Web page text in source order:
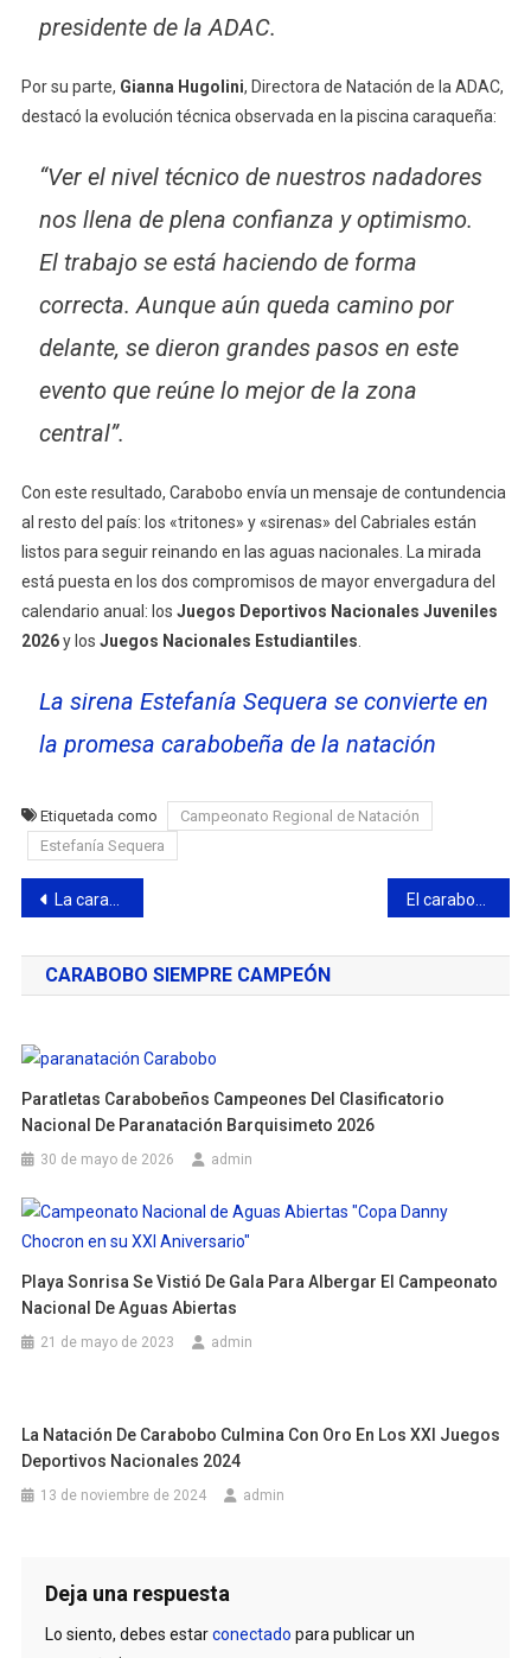
presidente de la ADAC.
Por su parte, Gianna Hugolini, Directora de Natación de la ADAC,
destacó la evolución técnica observada en la piscina caraqueña:
“Ver el nivel técnico de nuestros nadadores
nos llena de plena confianza y optimismo.
El trabajo se está haciendo de forma
correcta. Aunque aún queda camino por
delante, se dieron grandes pasos en este
evento que reúne lo mejor de la zona
central”.
Con este resultado, Carabobo envía un mensaje de contundencia
al resto del país: los «tritones» y «sirenas» del Cabriales están
listos para seguir reinando en las aguas nacionales. La mirada
está puesta en los dos compromisos de mayor envergadura del
calendario anual: los Juegos Deportivos Nacionales Juveniles
2026y los Juegos Nacionales Estudiantiles
La sirena Estefanía Sequera se convierte en
la promesa carabobeña de la natación
Etiquetada como
Campeonato Regional de Natación
Estefanía Sequera
Navegación
de
entradas
La carabobeña Arianye Echandía pulverizó récords en los Juegos Suramericanos de la Juventud 2026
CARABOBO SIEMPRE CAMPEÓN
Paratletas Carabobeños Campeones Del Clasificatorio
Nacional De Paranatación Barquisimeto 2026
30 de mayo de 2026 admin
Playa Sonrisa Se Vistió De Gala Para Albergar El Campeonato
Nacional De Aguas Abiertas
21 de mayo de 2023 admin
La Natación De Carabobo Culmina Con Oro En Los XXI Juegos
Deportivos Nacionales 2024
13 de noviembre de 2024 admin
Deja una respuesta
Lo siento, debes estarconectado para publicar un